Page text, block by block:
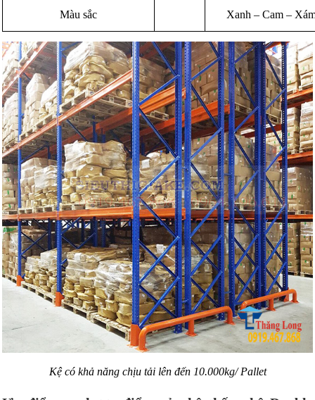
Màu sắc Xanh – Cam –
Kệ có khả năng chịu tải lên đến 10.000kg/ Pallet